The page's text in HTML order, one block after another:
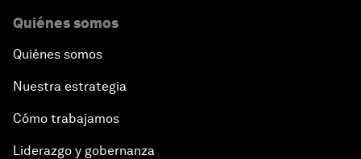
Quiénes somos
Quiénes somos
Nuestra estrategia
Cómo trabajamos
Liderazgo y gobernanza